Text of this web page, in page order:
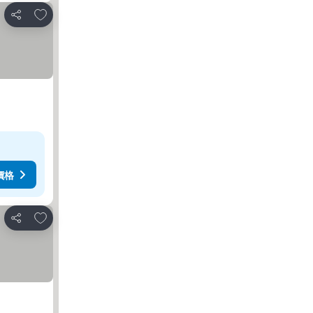
分享
加入我的最愛
格
分享
加入我的最愛